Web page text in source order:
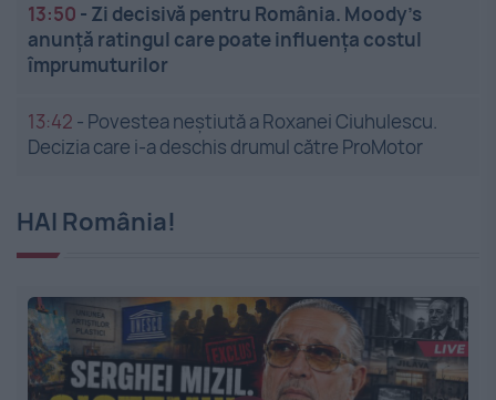
13:50 - Zi decisivă pentru România. Moody’s
anunță ratingul care poate influența costul
împrumuturilor
13:42 - Povestea neștiută a Roxanei Ciuhulescu.
Decizia care i-a deschis drumul către ProMotor
HAI România!